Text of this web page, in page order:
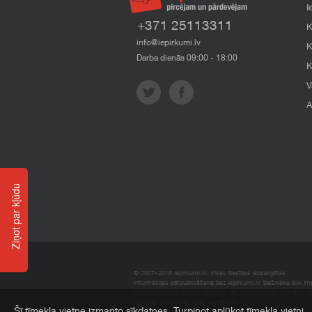
+371 25113311
info@iepirkumi.lv
Darba dienās 09:00 - 18:00
© 2007–2018 Iepirkumi.lv. Visas tiesības aizsargātas.
Informācijas pārpublicēšana bez iepirkumi.lv īpašnieka SIA
Ziņot par kļūdu